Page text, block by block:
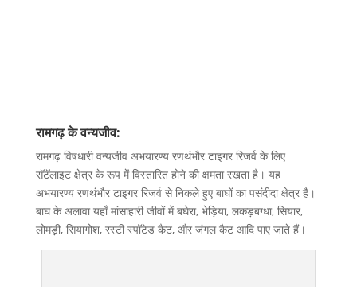
रामगढ़ के वन्यजीव:
रामगढ़ विषधारी वन्यजीव अभयारण्य रणथंभौर टाइगर रिजर्व के लिए
सॅटॅलाइट क्षेत्र के रूप में विस्तारित होने की क्षमता रखता है। यह
अभयारण्य रणथंभौर टाइगर रिजर्व से निकले हुए बाघों का पसंदीदा क्षेत्र है।
बाघ के अलावा यहाँ मांसाहारी जीवों में बघेरा, भेड़िया, लकड़बग्धा, सियार,
लोमड़ी, सियागोश, रस्टी स्पॉटेड कैट, और जंगल कैट आदि पाए जाते हैं।